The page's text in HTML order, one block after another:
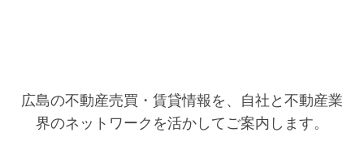
広島の不動産売買・賃貸情報を、自社と不動産業
界のネットワークを活かしてご案内します。